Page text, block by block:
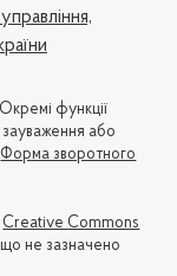
функції
або
Форма зворотного
Creative Commons
не зазначено